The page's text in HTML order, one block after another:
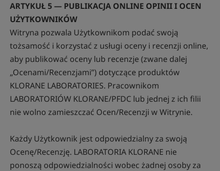
ARTYKUŁ 5 — PUBLIKACJA ONLINE OPINII I OCEN
UŻYTKOWNIKÓW
Witryna pozwala Użytkownikom podać swoją
tożsamość i korzystać z usługi oceny i recenzji online,
aby publikować oceny lub recenzje (zwane dalej
„Ocenami/Recenzjami”) dotyczące produktów
KLORANE LABORATORIES. Pracownikom
LABORATORIÓW KLORANE/PFDC lub jednej z ich filii
nie wolno zamieszczać Ocen/Recenzji w Witrynie.
Każdy Użytkownik jest odpowiedzialny za swoją
Ocenę/Recenzję. LABORATORIA KLORANE nie
ponoszą odpowiedzialności wobec żadnej osoby za